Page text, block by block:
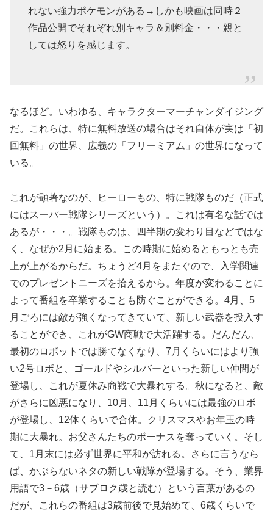
れない強力ポケモンがある→しかも映画は同時２
作品公開でそれぞれ別キャラ＆別料金・・・親と
しては怒りを感じます。
なるほど。いわゆる、キャラクターマーチャンダイジング
だ。これらは、特に無料放送の場合はそれ自体が実は「初
回無料」の世界、広義の「フリーミアム」の世界になって
いる。
これが顕著なのが、ヒーローもの、特に戦隊ものだ（正式
にはスーパー戦隊シリーズという）。これは有名な話では
あるが・・・。戦隊ものは、四半期の変わり目などではな
く、なぜか2月に始まる。この時期に始めるともっとも売
上が上がるからだ。ちょうど4月をまたぐので、入学関連
でのプレゼントニーズを拾えるから。年度が変わることに
よって番組を卒業することも防ぐことができる。4月、5
月ごろには敵が強くなってきていて、新しい武器を投入す
ることができ、これがGW商戦で大活躍する。だんだん、
最初のロボットでは勝てなくなり、7月くらいにはより強
い2号ロボと、ゴールドやシルバーといった新しい仲間が
登場し、これが夏休み商戦で大暴れする。秋になると、敵
がさらに凶悪になり、10月、11月くらいには最強のロボ
が登場し、12体くらいで合体。クリスマスやお年玉の時
期に大暴れ。お父さんたちのボーナスを奪っていく。そし
て、1月末には必ず世界に平和が訪れる。さらに言うなら
ば、かぶらないネタの新しい戦隊が登場する。そう、業界
用語で3－6歳（サブロク歳と読む）という言葉があるの
だが、これらの番組は3歳前後で見始めて、6歳くらいで